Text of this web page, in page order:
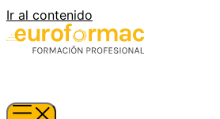
Ir al contenido